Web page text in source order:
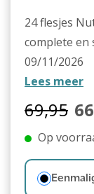
24 flesjes
complete en
09/11/2026
Lees meer
69,95
Op